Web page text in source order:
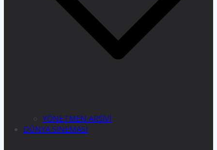
YÖNETMEN ARŞİVİ
DÜNYA SİNEMASI